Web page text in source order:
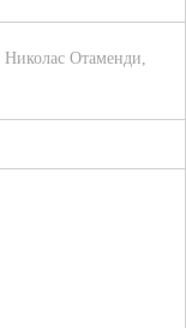
Николас Отаменди,